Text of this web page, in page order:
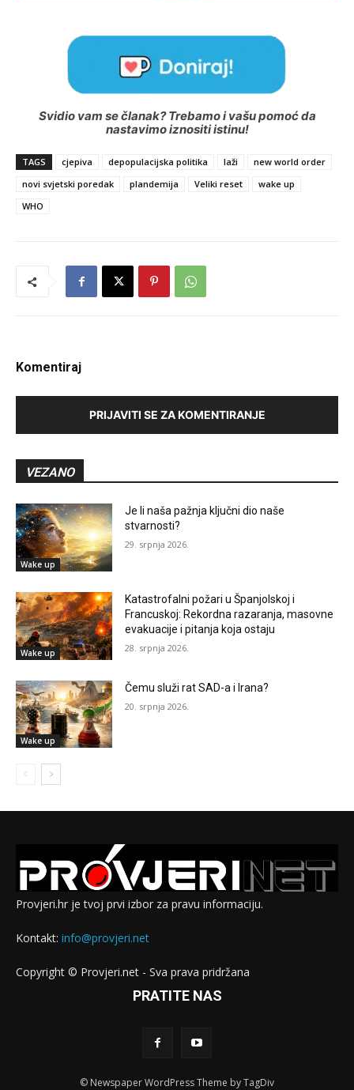
Svidio vam se članak? Trebamo i vašu pomoć da
nastavimo iznositi istinu!
TAGS cjepiva depopulacijska politika laži
new world order
novi svjetski poredak
plandemija Veliki reset
wake up
WHO
Komentiraj
PRIJAVITI SE ZA KOMENTIRANJE
VEZANO
Wake up
Je li naša pažnja ključni dio naše
stvarnosti?
29. srpnja 2026.
Wake up
Katastrofalni požari u Španjolskoj i
Francuskoj: Rekordna razaranja, masovne
evakuacije i pitanja koja ostaju
28. srpnja 2026.
Wake up
Čemu služi rat SAD-a i Irana?
20. srpnja 2026.
Provjeri.hr je tvoj prvi izbor za pravu informaciju.
Kontakt: info@provjeri.net
Copyright © Provjeri.net - Sva prava pridržana
PRATITE NAS
© Newspaper WordPress Theme by TagDiv